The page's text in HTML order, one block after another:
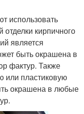
использовать
кирпичного
является
быть окрашена в
фактур. Также
или пластиковую
окрашена в любые